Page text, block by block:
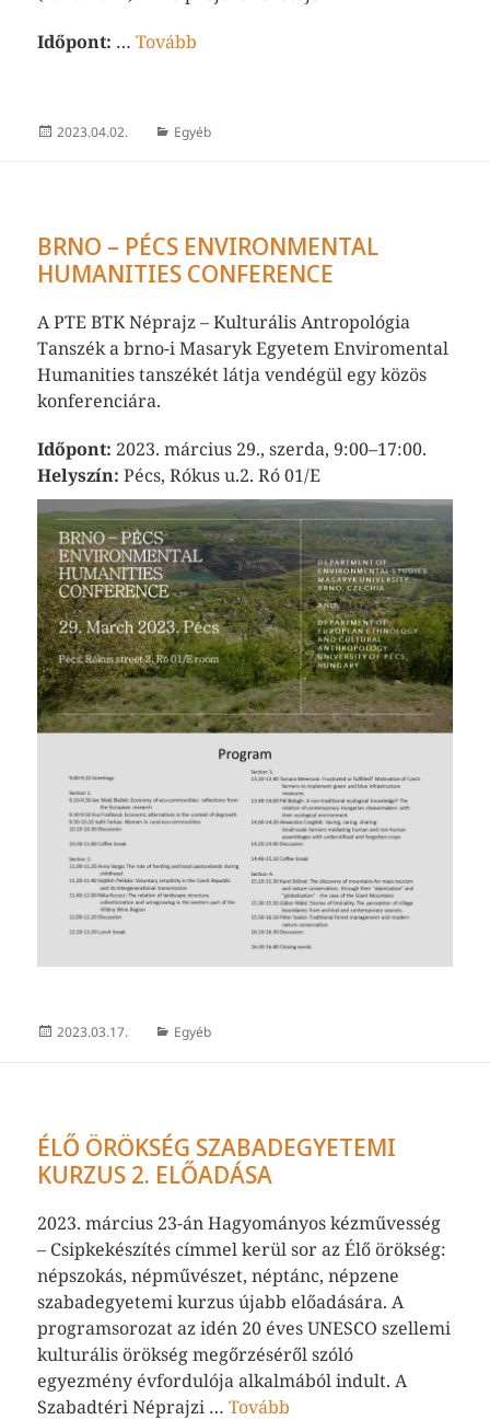
Időpont: …Tovább
Közzétéve
2023.04.02. Kategória
Egyéb
BRNO – PÉCS ENVIRONMENTAL
HUMANITIES CONFERENCE
A PTE BTK Néprajz – Kulturális Antropológia
Tanszék a brno-i Masaryk Egyetem Enviromental
Humanities tanszékét látja vendégül egy közös
konferenciára.
Időpont: 2023. március 29., szerda, 9:00–17:00.
Helyszín:Pécs, Rókus u.2. Ró 01/E
Közzétéve
2023.03.17. Kategória
Egyéb
ÉLŐ ÖRÖKSÉG SZABADEGYETEMI
KURZUS 2. ELŐADÁSA
2023. március 23-án Hagyományos kézművesség
– Csipkekészítés címmel kerül sor az Élő örökség:
népszokás, népművészet, néptánc, népzene
szabadegyetemi kurzus újabb előadására. A
programsorozat az idén 20 éves UNESCO szellemi
kulturális örökség megőrzéséről szóló
egyezmény évfordulója alkalmából indult. A
Szabadtéri Néprajzi …Tovább